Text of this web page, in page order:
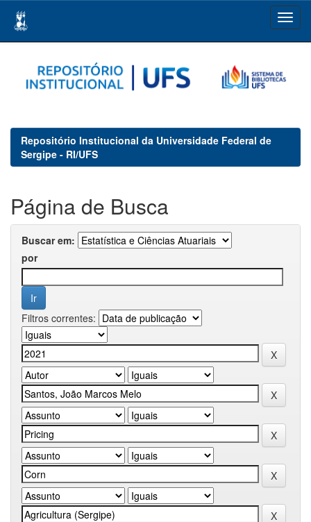
navigation
Repositório Institucional da Universidade Federal de
Sergipe - RI/UFS
Página de Busca
Buscar em:
por
Filtros correntes: